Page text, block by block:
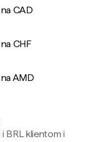
CAD
CHF
AMD
BRL klientom i